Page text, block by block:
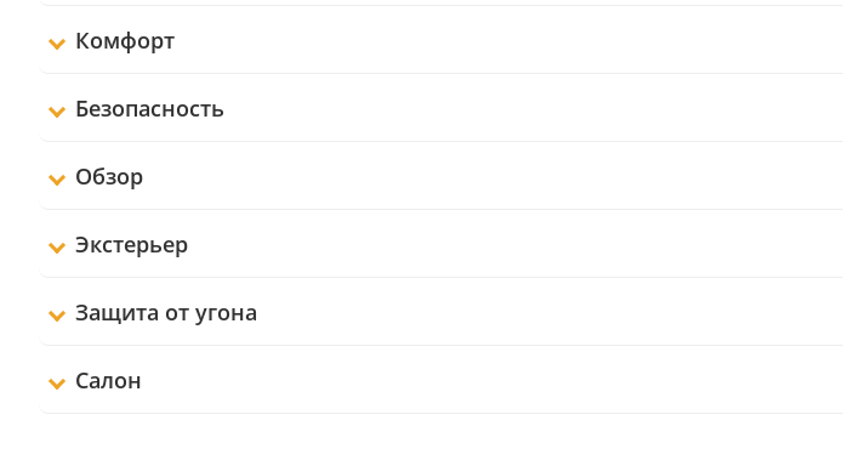
Комфорт
Безопасность
Обзор
Экстерьер
Защита от угона
Салон